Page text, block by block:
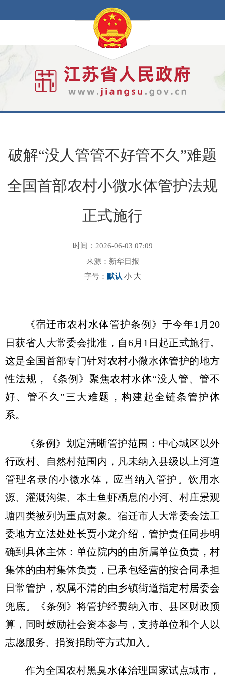
破解“没人管管不好管不久”难题
全国首部农村小微水体管护法规
正式施行
时间：2026-06-03 07:09
来源：新华日报
字号： 默认 小 大
《宿迁市农村水体管护条例》于今年1月20
日获省人大常委会批准，自6月1日起正式施行。
这是全国首部专门针对农村小微水体管护的地方
性法规，《条例》聚焦农村水体“没人管、管不
好、管不久”三大难题，构建起全链条管护体
系。
《条例》划定清晰管护范围：中心城区以外
行政村、自然村范围内，凡未纳入县级以上河道
管理名录的小微水体，应当纳入管护。饮用水
源、灌溉沟渠、本土鱼虾栖息的小河、村庄景观
塘四类被列为重点对象。宿迁市人大常委会法工
委地方立法处处长贾小龙介绍，管护责任同步明
确到具体主体：单位院内的由所属单位负责，村
集体的由村集体负责，已承包经营的按合同承担
日常管护，权属不清的由乡镇街道指定村居委会
兜底。《条例》将管护经费纳入市、县区财政预
算，同时鼓励社会资本参与，支持单位和个人以
志愿服务、捐资捐助等方式加入。
作为全国农村黑臭水体治理国家试点城市，